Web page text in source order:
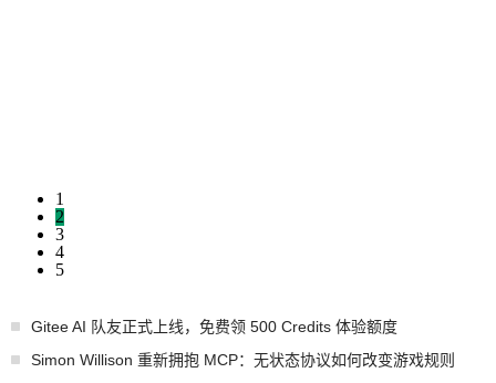
1
2
3
4
5
Gitee AI 队友正式上线，免费领 500 Credits 体验额度
Simon Willison 重新拥抱 MCP：无状态协议如何改变游戏规则